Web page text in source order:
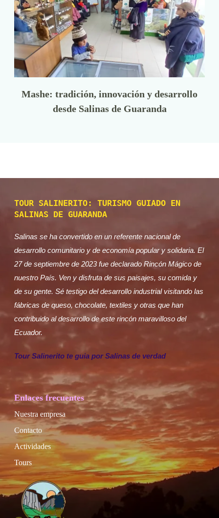
Mashe: tradición, innovación y desarrollo
desde Salinas de Guaranda
TOUR SALINERITO: TURISMO GUIADO EN
SALINAS DE GUARANDA
Salinas se ha convertido en un referente nacional de
desarrollo comunitario y de economía popular y solidaria. El
27 de septiembre de 2023 fue declarado Rincón Mágico de
nuestro País. Ven y disfruta de sus paisajes, su comida y
de su gente. Sé testigo del desarrollo industrial visitando las
fábricas de queso, chocolate, textiles y otras que han
contribuido al desarrollo de este rincón maravilloso del
Ecuador.
Tour Salinerito te guia por Salinas de verdad
Enlaces frecuentes
Nuestra empresa
Contacto
Actividades
Tours